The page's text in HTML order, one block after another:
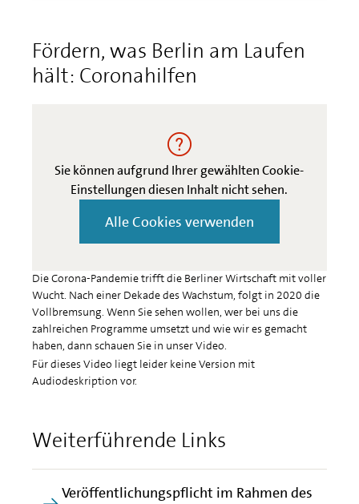
Fördern, was Berlin am Laufen
hält: Coronahilfen
Sie können aufgrund Ihrer gewählten Cookie-
Einstellungen diesen Inhalt nicht sehen.
Alle Cookies verwenden
Die Corona-Pandemie trifft die Berliner Wirtschaft mit voller
Wucht. Nach einer Dekade des Wachstum, folgt in 2020 die
Vollbremsung. Wenn Sie sehen wollen, wer bei uns die
zahlreichen Programme umsetzt und wie wir es gemacht
haben, dann schauen Sie in unser Video.
Für dieses Video liegt leider keine Version mit
Audiodeskription vor.
Weiterführende Links
Veröffentlichungspflicht im Rahmen des